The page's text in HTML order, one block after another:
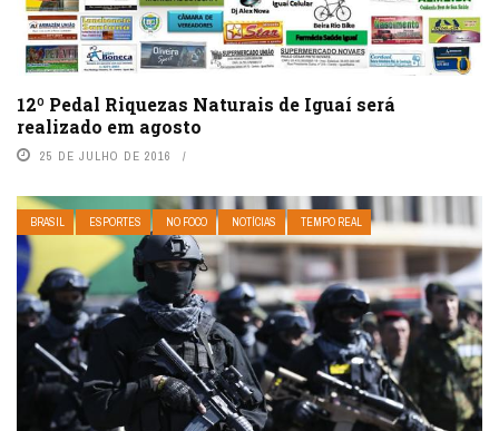
12º Pedal Riquezas Naturais de Iguaí será
realizado em agosto
25 DE JULHO DE 2016
BRASIL ESPORTES NO FOCO NOTÍCIAS TEMPO REAL